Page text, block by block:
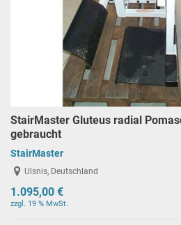
StairMaster Gluteus radial
gebraucht
StairMaster
Ulsnis, Deutschland
1.095,00 €
zzgl. 19 % MwSt.